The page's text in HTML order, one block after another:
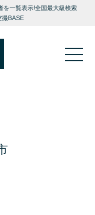
を一覧表示!全国最大級検索
撮BASE